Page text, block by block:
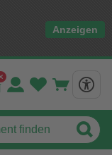
Anzeigen